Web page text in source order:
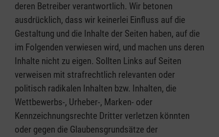
deren Betreiber verantwortlich. Wir betonen
ausdrücklich, dass wir keinerlei Einfluss auf die
Gestaltung und die Inhalte der Seiten haben, auf die
im Folgenden verwiesen wird, und machen uns deren
Inhalte nicht zu eigen. Sollten Links auf Seiten
verweisen mit strafrechtlich relevanten oder
politisch radikalen Inhalten bzw. Inhalten, die
Wettbewerbs-, Urheber-, Marken- oder
Kennzeichnungsrechte Dritter verletzen könnten
oder gegen die Glaubensgrundsätze der